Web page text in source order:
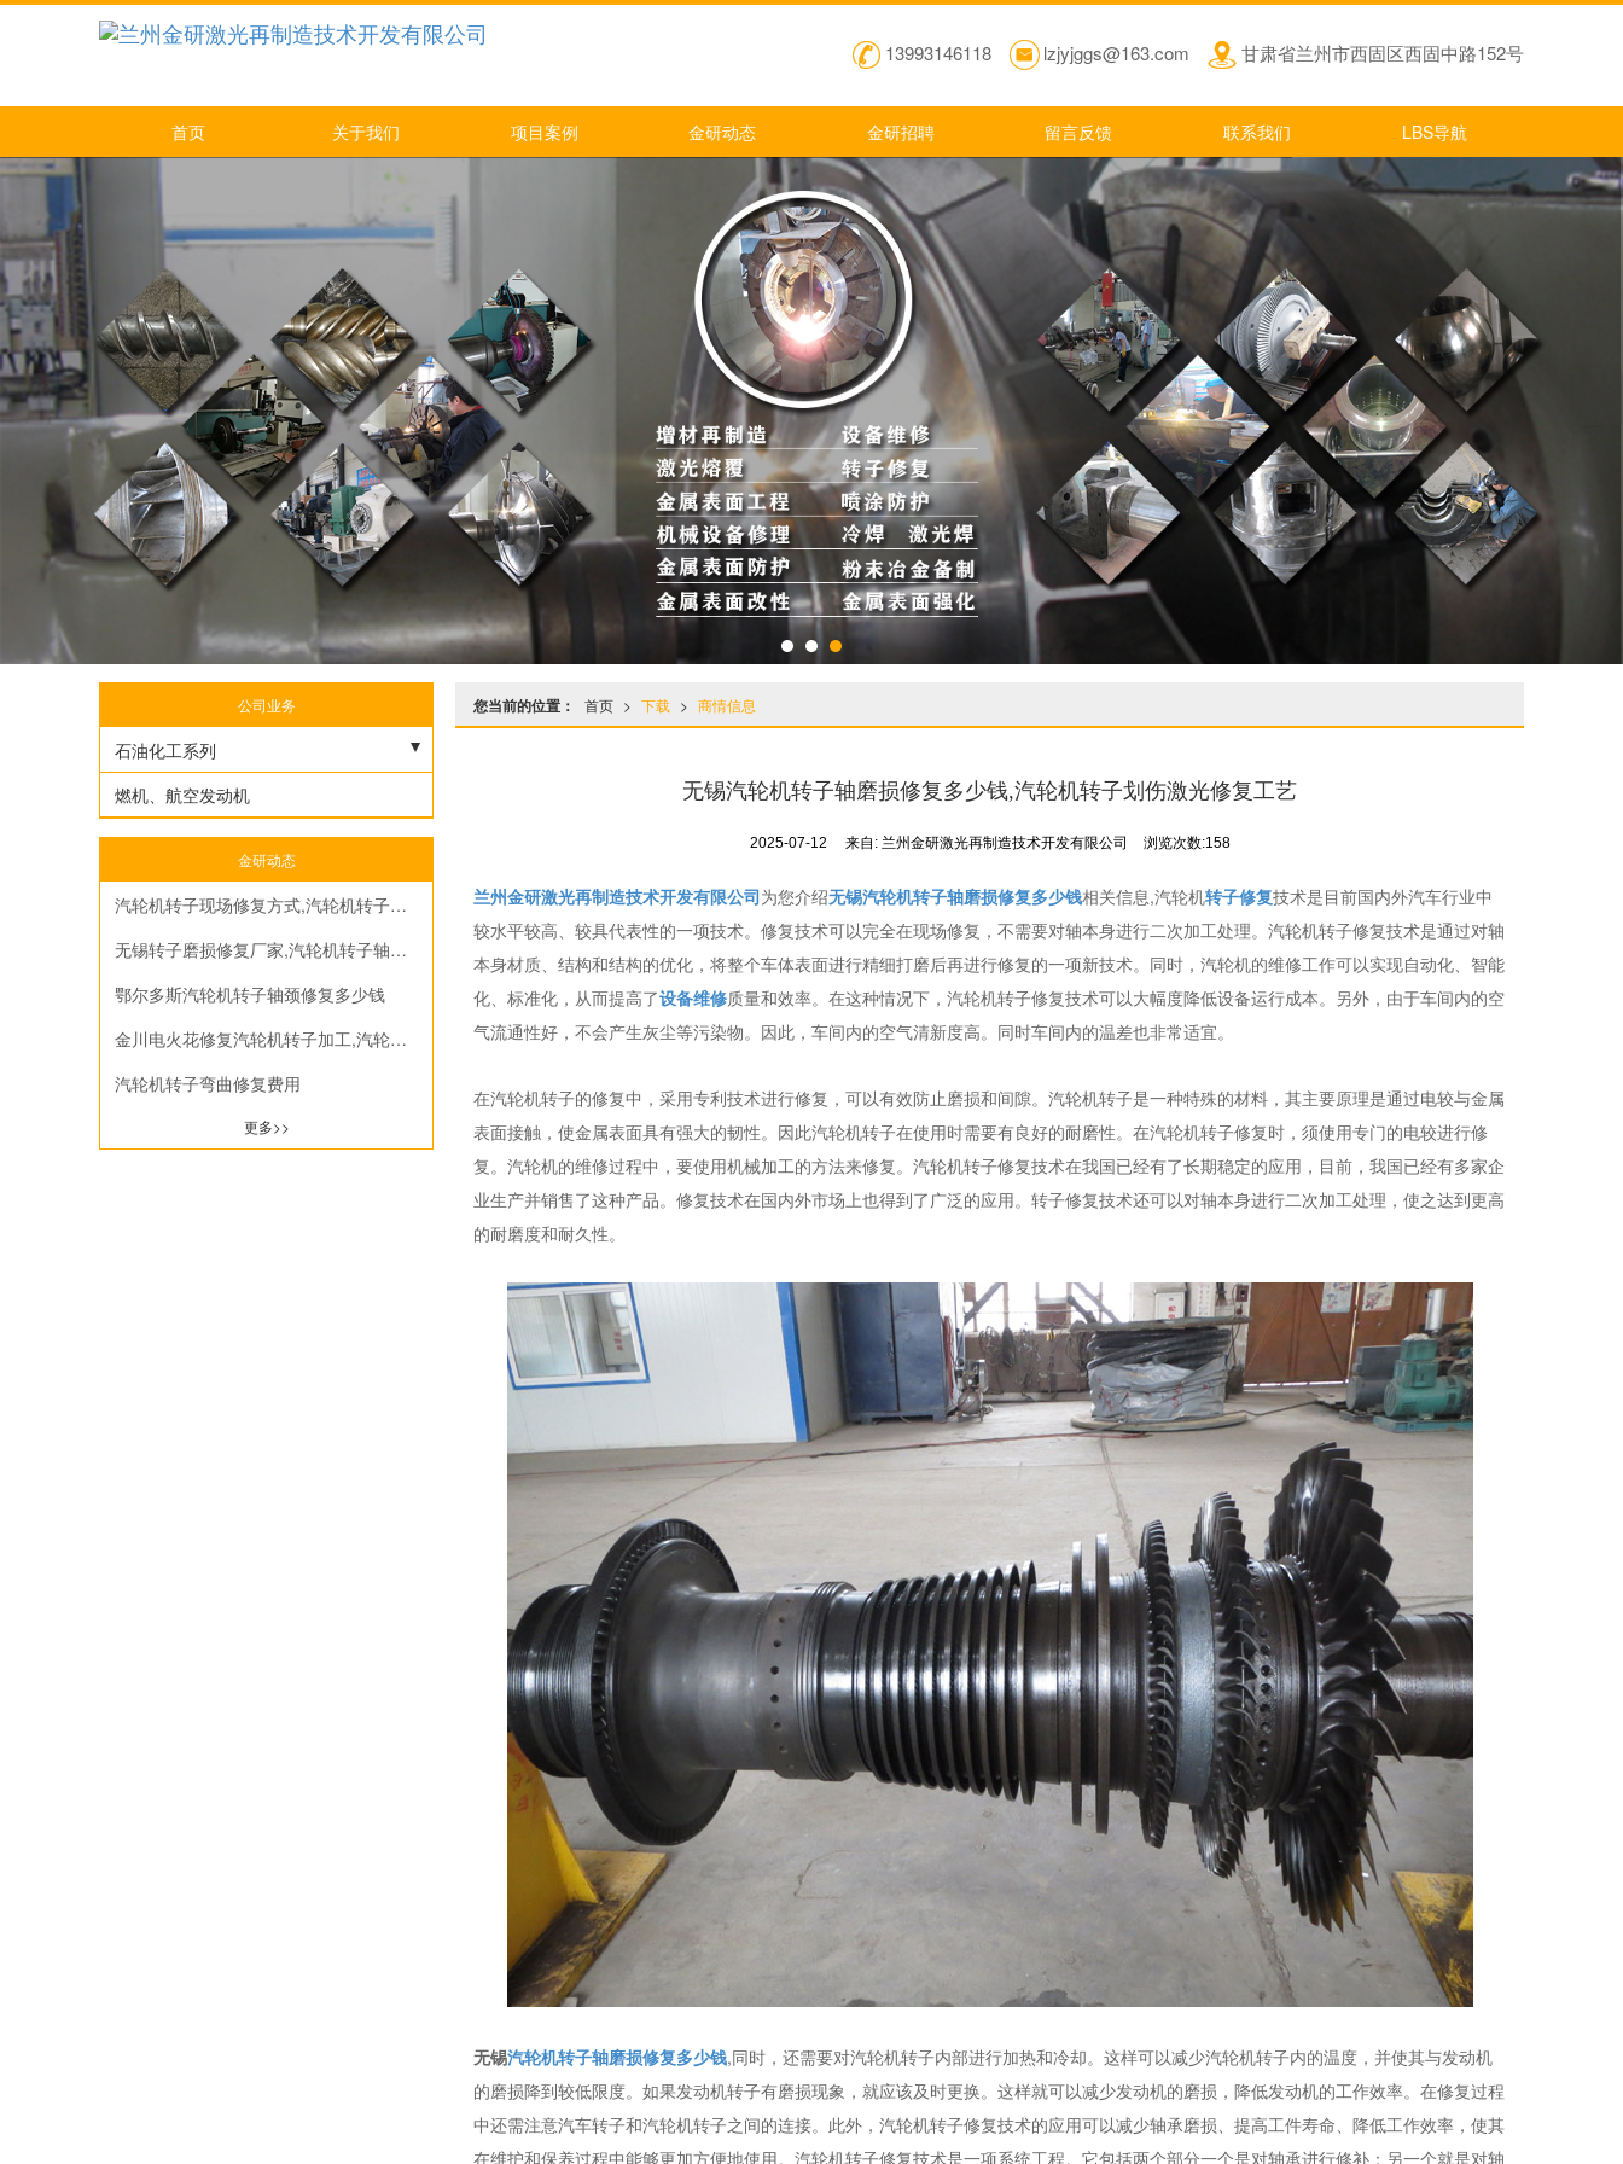
13993146118 lzjyjggs@163.com 甘肃省兰州市西固区西固中路152号
首页 关于我们 项目案例 金研动态 金研招聘 留言反馈 联系我们 LBS导航
您当前的位置： 首页 > 下载 > 商情信息
无锡汽轮机转子轴磨损修复多少钱,汽轮机转子划伤激光修复工艺
2025-07-12 来自: 兰州金研激光再制造技术开发有限公司 浏览次数:158
兰州金研激光再制造技术开发有限公司为您介绍无锡汽轮机转子轴磨损修复多少钱相关信息,汽轮机转子修复技术是目前国内外汽车行业中
较水平较高、较具代表性的一项技术。修复技术可以完全在现场修复，不需要对轴本身进行二次加工处理。汽轮机转子修复技术是通过对轴
本身材质、结构和结构的优化，将整个车体表面进行精细打磨后再进行修复的一项新技术。同时，汽轮机的维修工作可以实现自动化、智能
化、标准化，从而提高了设备维修质量和效率。在这种情况下，汽轮机转子修复技术可以大幅度降低设备运行成本。另外，由于车间内的空
气流通性好，不会产生灰尘等污染物。因此，车间内的空气清新度高。同时车间内的温差也非常适宜。
在汽轮机转子的修复中，采用专利技术进行修复，可以有效防止磨损和间隙。汽轮机转子是一种特殊的材料，其主要原理是通过电较与金属
表面接触，使金属表面具有强大的韧性。因此汽轮机转子在使用时需要有良好的耐磨性。在汽轮机转子修复时，须使用专门的电较进行修
复。汽轮机的维修过程中，要使用机械加工的方法来修复。汽轮机转子修复技术在我国已经有了长期稳定的应用，目前，我国已经有多家企
业生产并销售了这种产品。修复技术在国内外市场上也得到了广泛的应用。转子修复技术还可以对轴本身进行二次加工处理，使之达到更高
的耐磨度和耐久性。
无锡汽轮机转子轴磨损修复多少钱,同时，还需要对汽轮机转子内部进行加热和冷却。这样可以减少汽轮机转子内的温度，并使其与发动机
的磨损降到较低限度。如果发动机转子有磨损现象，就应该及时更换。这样就可以减少发动机的磨损，降低发动机的工作效率。在修复过程
中还需注意汽车转子和汽轮机转子之间的连接。此外，汽轮机转子修复技术的应用可以减少轴承磨损、提高工件寿命、降低工作效率，使其
在维护和保养过程中能够更加方便地使用。汽轮机转子修复技术是一项系统工程。它包括两个部分一个是对轴承进行修补；另一个就是对轴
公司业务
石油化工系列
烟汽轮机
离心压缩机
汽轮机转子
空气压缩机
轴流风机和离心机
螺杆压缩机和挤压造粒机
增速器齿轮轴
燃机、航空发动机
金研动态
汽轮机转子现场修复方式,汽轮机转子磨损修复多少钱
无锡转子磨损修复厂家,汽轮机转子轴颈修复流程
鄂尔多斯汽轮机转子轴颈修复多少钱
金川电火花修复汽轮机转子加工,汽轮机转子轴径修复加工
汽轮机转子弯曲修复费用
更多>>